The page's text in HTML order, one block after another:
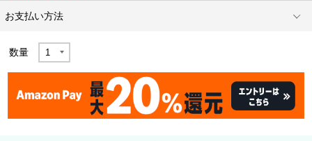
お支払い方法
数量